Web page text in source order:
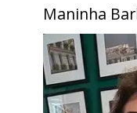
Maninha